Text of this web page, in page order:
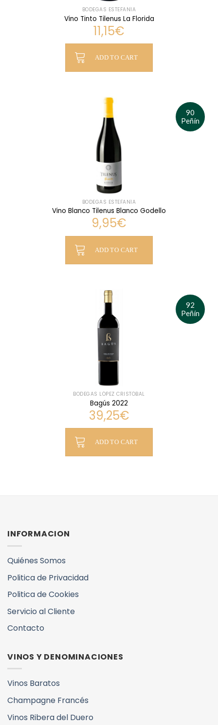
BODEGAS ESTEFANÍA
Vino Tinto Tilenus La Florida
11,15€
ADD TO CART
90
Peñín
BODEGAS ESTEFANÍA
Vino Blanco Tilenus Blanco Godello
9,95€
ADD TO CART
92
Peñín
BODEGAS LÓPEZ CRISTÓBAL
Bagús 2022
39,25€
ADD TO CART
INFORMACION
Quiénes Somos
Politica de Privacidad
Politica de Cookies
Servicio al Cliente
Contacto
VINOS Y DENOMINACIONES
Vinos Baratos
Champagne Francés
Vinos Ribera del Duero